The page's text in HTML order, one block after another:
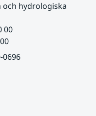
och hydrologiska
00